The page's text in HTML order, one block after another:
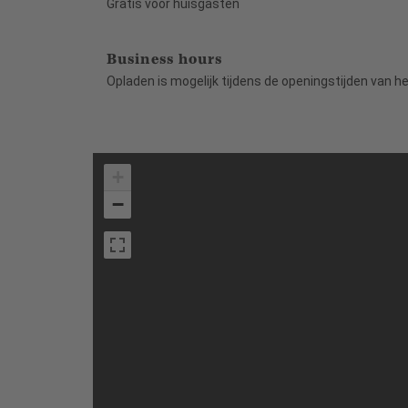
Gratis voor huisgasten
Business hours
Opladen is mogelijk tijdens de openingstijden van
−